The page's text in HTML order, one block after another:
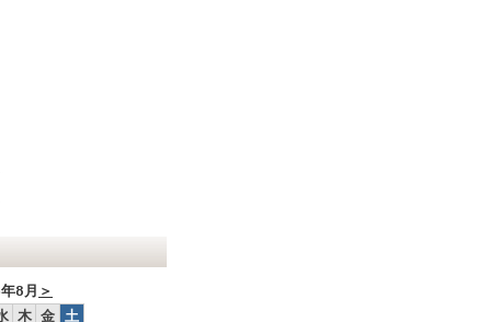
8月 ＞
木 金 土